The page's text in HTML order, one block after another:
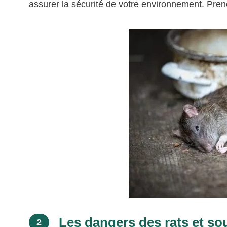
assurer la sécurité de votre environnement.
2 Les dangers des rats et